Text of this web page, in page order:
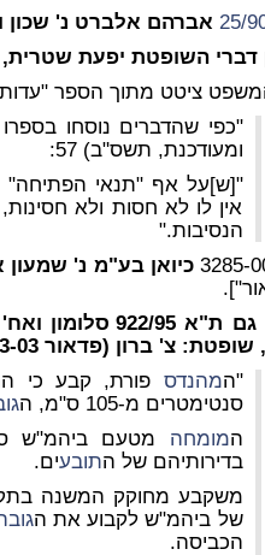
אברהם אלברט נ' שכון
דברי השופטת יפעת
ציטט מתוך הספר "עדות
"כפי שהדברים נוסחו
ומעודכנת, תשס"ב) 57:
"[ש]על אף "תנאי הפתיחה"
אין לו לא חסות ולא
הנסיבות."
כיואן בע"מ נ' שמעון
ראה גם ת"א
צ' ברון (פדאור 663-3-03),
"המהנדס פורת, קבע כי
סנטימטרים מ-105 ס"מ, ה
המומחה מטעם ביהמ"ש
בדירותיהם של התובעים.
משקבע מחוקק המשנה
של ביהמ"ש לקבוע את ה
הכביסה.